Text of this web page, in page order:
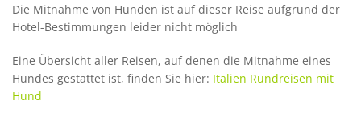
Die Mitnahme von Hunden ist auf dieser Reise aufgrund der
Hotel-Bestimmungen leider nicht möglich
Eine Übersicht aller Reisen, auf denen die Mitnahme eines
Hundes gestattet ist, finden Sie hier: Italien Rundreisen mit
Hund